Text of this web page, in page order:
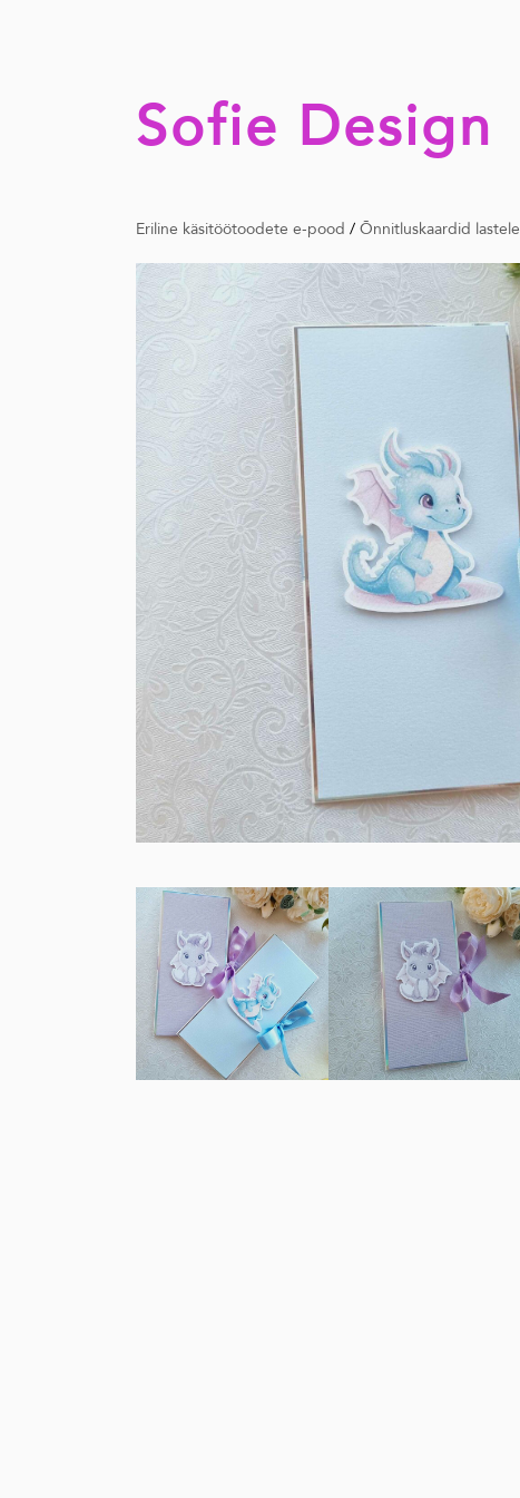
Sofie Design
Eriline käsitöötoodete e-pood / Õnnitluskaardid lastele